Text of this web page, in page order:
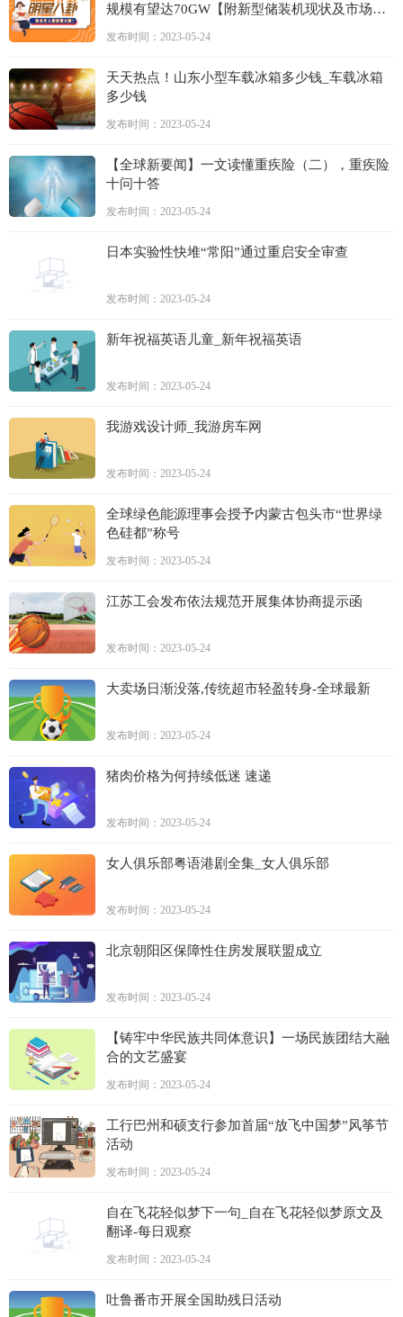
规模有望达70GW【附新型储装机现状及市场预
发布时间：2023-05-24
天天热点！山东小型车载冰箱多少钱_车载冰箱
多少钱
发布时间：2023-05-24
【全球新要闻】一文读懂重疾险（二），重疾险
十问十答
发布时间：2023-05-24
日本实验性快堆“常阳”通过重启安全审查
发布时间：2023-05-24
新年祝福英语儿童_新年祝福英语
发布时间：2023-05-24
我游戏设计师_我游房车网
发布时间：2023-05-24
全球绿色能源理事会授予内蒙古包头市“世界绿
色硅都”称号
发布时间：2023-05-24
江苏工会发布依法规范开展集体协商提示函
发布时间：2023-05-24
大卖场日渐没落,传统超市轻盈转身-全球最新
发布时间：2023-05-24
猪肉价格为何持续低迷 速递
发布时间：2023-05-24
女人俱乐部粤语港剧全集_女人俱乐部
发布时间：2023-05-24
北京朝阳区保障性住房发展联盟成立
发布时间：2023-05-24
【铸牢中华民族共同体意识】一场民族团结大融
合的文艺盛宴
发布时间：2023-05-24
工行巴州和硕支行参加首届“放飞中国梦”风筝节
活动
发布时间：2023-05-24
自在飞花轻似梦下一句_自在飞花轻似梦原文及
翻译-每日观察
发布时间：2023-05-24
吐鲁番市开展全国助残日活动